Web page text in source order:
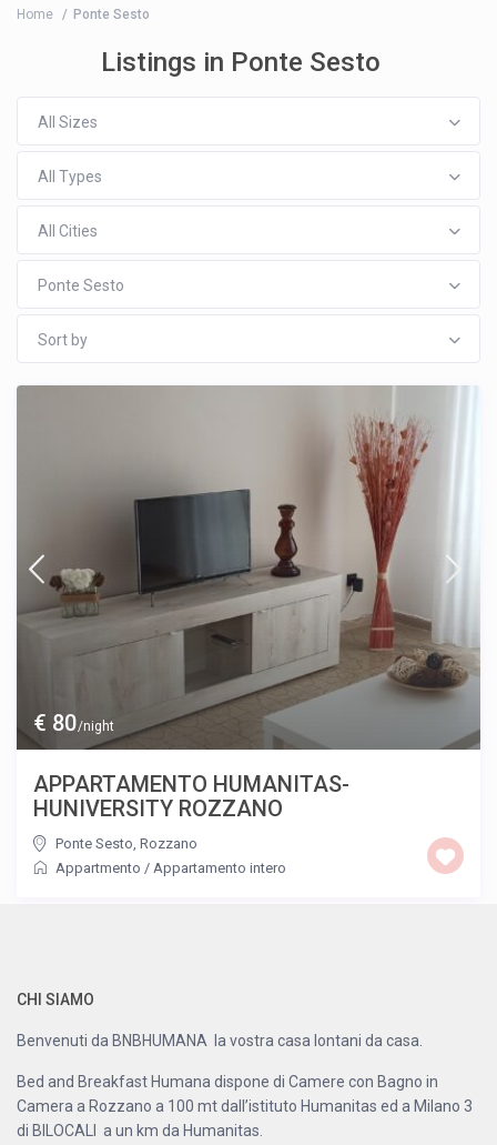
Home Ponte Sesto
Listings in Ponte Sesto
All Sizes
All Types
All Cities
Ponte Sesto
Sort by
€ 80/night
APPARTAMENTO HUMANITAS-
HUNIVERSITY ROZZANO
Ponte Sesto,Rozzano
Appartmento /Appartamento intero
CHI SIAMO
Benvenuti da BNBHUMANA la vostra casa lontani da casa.
Bed and Breakfast Humana dispone di Camere con Bagno in
Camera a Rozzano a 100 mt dall’istituto Humanitas ed a Milano 3
di BILOCALI a un km da Humanitas.